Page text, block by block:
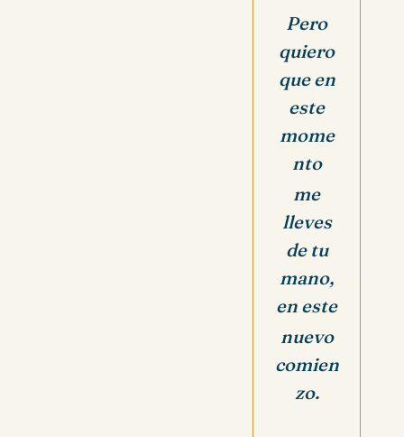
Pero
quiero
que en
este
mome
nto
me
lleves
de tu
mano,
en este
nuevo
comien
zo.